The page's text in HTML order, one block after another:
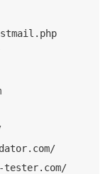
tester.com/